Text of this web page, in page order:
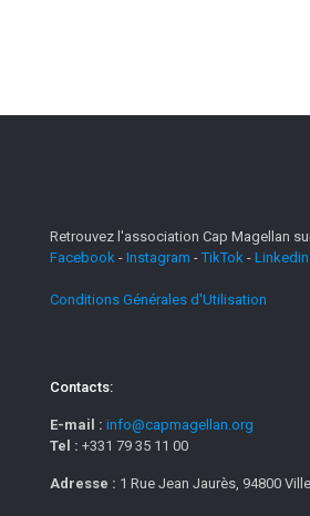
Retrouvez l'association Cap Magellan
Facebook - Instagram -TikTok - Linkedin
Conditions Générales d'Utilisation
Contacts:
E-mail : info@capmagellan.org
Tel : +331 79 35 11 00
Adresse : 1 Rue Jean Jaurès, 94800